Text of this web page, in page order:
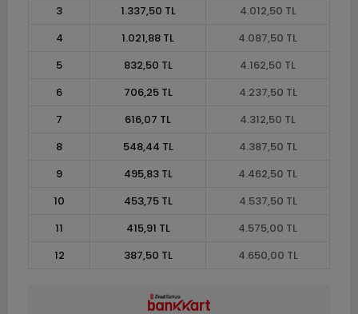
3
1.337,50 TL
4.012,50 TL
4
1.021,88 TL
4.087,50 TL
5
832,50 TL
4.162,50 TL
6
706,25 TL
4.237,50 TL
7
616,07 TL
4.312,50 TL
8
548,44 TL
4.387,50 TL
9
495,83 TL
4.462,50 TL
10
453,75 TL
4.537,50 TL
11
415,91 TL
4.575,00 TL
12
387,50 TL 4.650,00 TL